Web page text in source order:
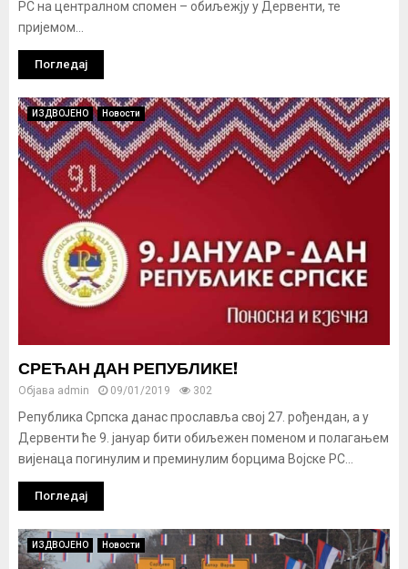
РС на централном спомен – обиљежју у Дервенти, те
пријемом...
Погледај
ИЗДВОЈЕНО Новости
СРЕЋАН ДАН РЕПУБЛИКЕ!
Објава admin 09/01/2019 302
Република Српска данас прославља свој 27. рођендан, а у
Дервенти ће 9. јануар бити обиљежен поменом и полагањем
вијенаца погинулим и преминулим борцима Војске РС...
Погледај
ИЗДВОЈЕНО Новости